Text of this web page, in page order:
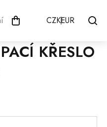
CZKEUR
KŘESLO